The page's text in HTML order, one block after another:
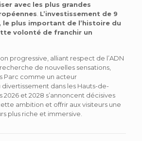
avec les plus grandes
L’investissement de 9
le plus important de l’histoire du
volonté de franchir un
progressive, alliant respect de l’ADN
de nouvelles sensations,
Parc comme un acteur
dans les Hauts-de-
2026 et 2028 s’annoncent décisives
ambition et offrir aux visiteurs une
plus riche et immersive.